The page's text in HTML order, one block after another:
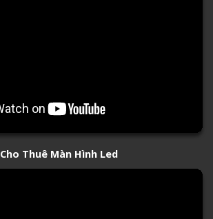
Cho Thuê Màn Hình Led